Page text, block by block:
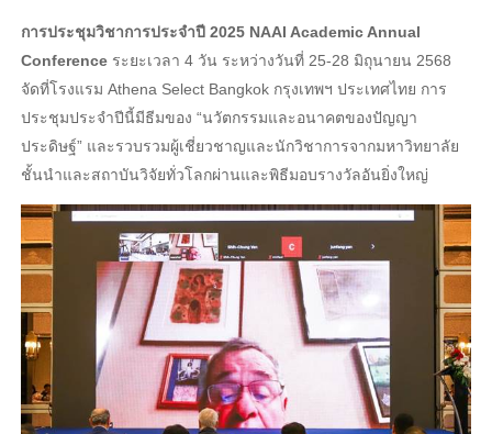
การประชุมวิชาการประจําปี 2025 NAAI Academic Annual
Conferenceระยะเวลา 4 วัน ระหว่างวันที่ 25-28 มิถุนายน 2568
จัดที่โรงแรม Athena Select Bangkok กรุงเทพฯ ประเทศไทย การ
ประชุมประจําปีนี้มีธีมของ “นวัตกรรมและอนาคตของปัญญา
ประดิษฐ์” และรวบรวมผู้เชี่ยวชาญและนักวิชาการจากมหาวิทยาลัย
ชั้นนําและสถาบันวิจัยทั่วโลกผ่านและพิธีมอบรางวัลอันยิ่งใหญ่